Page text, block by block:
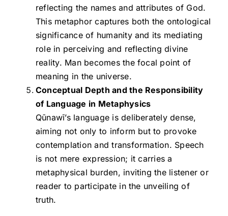
reflecting the names and attributes of God.
This metaphor captures both the ontological
significance of humanity and its mediating
role in perceiving and reflecting divine
reality. Man becomes the focal point of
meaning in the universe.
Conceptual Depth and the Responsibility
of Language in Metaphysics
Qūnawī’s language is deliberately dense,
aiming not only to inform but to provoke
contemplation and transformation. Speech
is not mere expression; it carries a
metaphysical burden, inviting the listener or
reader to participate in the unveiling of
truth.